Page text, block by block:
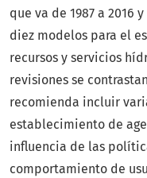
que va de 1987 a 2016
diez modelos para el
recursos y servicios
revisiones se
recomienda incluir
establecimiento de
influencia de las
comportamiento de